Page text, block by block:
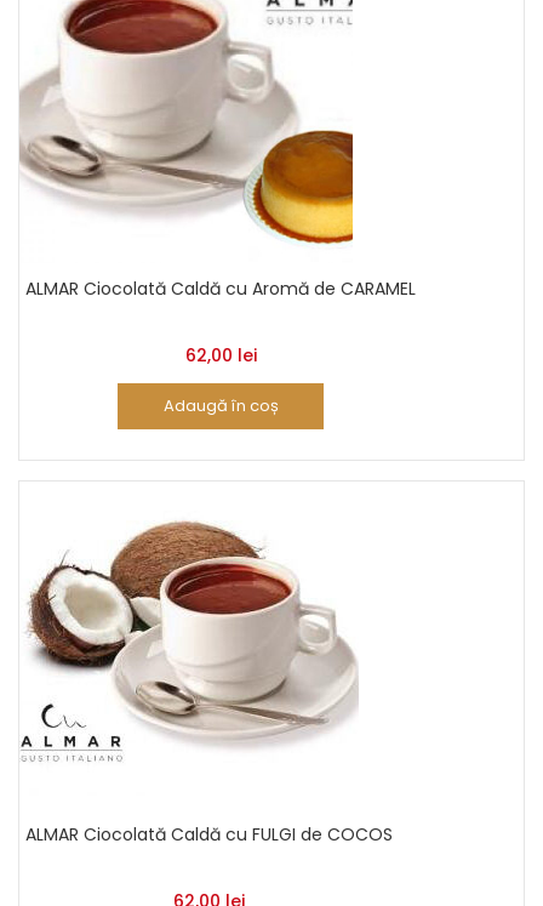
ALMAR Ciocolată Caldă cu Aromă de CARAMEL
62,00 lei
Adaugă în coș
ALMAR Ciocolată Caldă cu FULGI de COCOS
62,00 lei